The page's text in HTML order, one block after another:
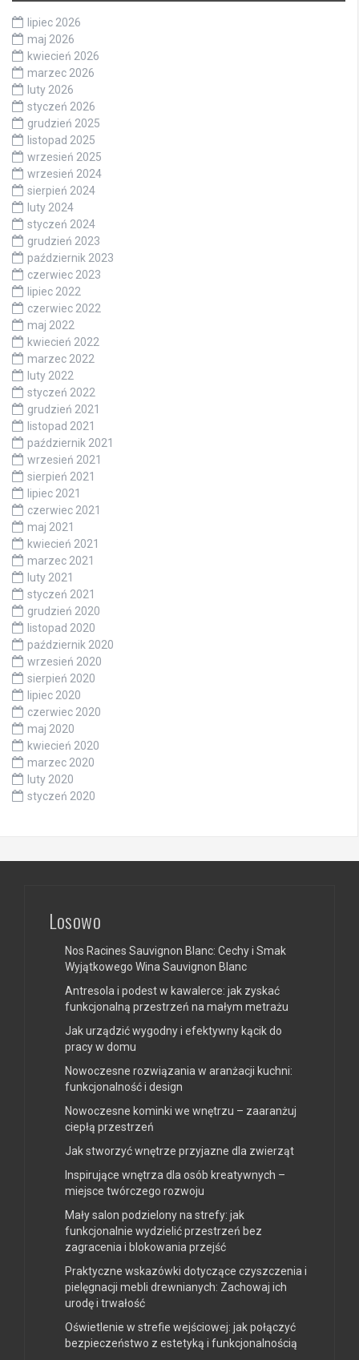
lipiec 2026
maj 2026
kwiecień 2026
marzec 2026
luty 2026
styczeń 2026
grudzień 2025
listopad 2025
wrzesień 2025
wrzesień 2024
sierpień 2024
luty 2024
styczeń 2024
grudzień 2023
październik 2023
czerwiec 2023
lipiec 2022
czerwiec 2022
maj 2022
kwiecień 2022
marzec 2022
luty 2022
styczeń 2022
grudzień 2021
listopad 2021
październik 2021
wrzesień 2021
sierpień 2021
lipiec 2021
czerwiec 2021
maj 2021
kwiecień 2021
marzec 2021
luty 2021
styczeń 2021
grudzień 2020
listopad 2020
październik 2020
wrzesień 2020
sierpień 2020
lipiec 2020
czerwiec 2020
maj 2020
kwiecień 2020
marzec 2020
luty 2020
styczeń 2020
Losowo
Nos Racines Sauvignon Blanc: Cechy i Smak
Wyjątkowego Wina Sauvignon Blanc
Antresola i podest w kawalerce: jak zyskać
funkcjonalną przestrzeń na małym metrażu
Jak urządzić wygodny i efektywny kącik do
pracy w domu
Nowoczesne rozwiązania w aranżacji kuchni:
funkcjonalność i design
Nowoczesne kominki we wnętrzu – zaaranżuj
ciepłą przestrzeń
Jak stworzyć wnętrze przyjazne dla zwierząt
Inspirujące wnętrza dla osób kreatywnych –
miejsce twórczego rozwoju
Mały salon podzielony na strefy: jak
funkcjonalnie wydzielić przestrzeń bez
zagracenia i blokowania przejść
Praktyczne wskazówki dotyczące czyszczenia i
pielęgnacji mebli drewnianych: Zachowaj ich
urodę i trwałość
Oświetlenie w strefie wejściowej: jak połączyć
bezpieczeństwo z estetyką i funkcjonalnością